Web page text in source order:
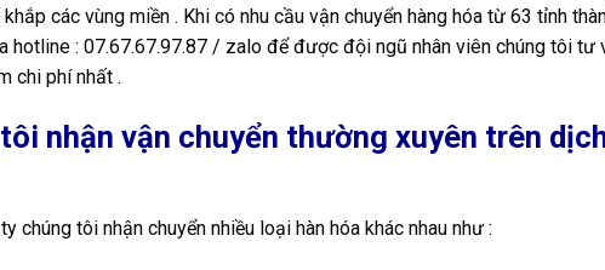
các vùng miền . Khi có nhu cầu vận chuyển hàng hóa từ 63 tỉnh
hotline : 07.67.67.97.87 / zalo để được đội ngũ nhân viên chúng tôi tư
chi phí nhất .
nhận vận chuyển thường xuyên trên
chúng tôi nhận chuyển nhiều loại hàn hóa khác nhau như :